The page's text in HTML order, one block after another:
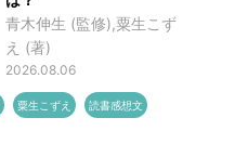
青木伸生 (監修),粟生こず
え (著)
2026.08.06
粟生こずえ 読書感想文